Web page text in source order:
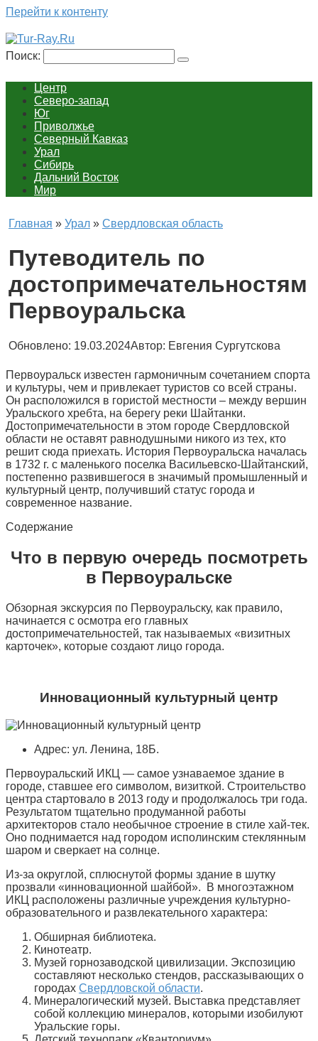
Перейти к контенту
Поиск:
Центр
Северо-запад
Юг
Приволжье
Северный Кавказ
Урал
Сибирь
Дальний Восток
Мир
Главная » Урал » Свердловская область
Путеводитель по
достопримечательностям
Первоуральска
Обновлено: 19.03.2024Автор: Евгения Сургутскова
Первоуральск известен гармоничным сочетанием спорта
и культуры, чем и привлекает туристов со всей страны.
Он расположился в гористой местности – между вершин
Уральского хребта, на берегу реки Шайтанки.
Достопримечательности в этом городе Свердловской
области не оставят равнодушными никого из тех, кто
решит сюда приехать. История Первоуральска началась
в 1732 г. с маленького поселка Васильевско-Шайтанский,
постепенно развившегося в значимый промышленный и
культурный центр, получивший статус города и
современное название.
Содержание
Что в первую очередь посмотреть
в Первоуральске
Обзорная экскурсия по Первоуральску, как правило,
начинается с осмотра его главных
достопримечательностей, так называемых «визитных
карточек», которые создают лицо города.
Инновационный культурный центр
Адрес: ул. Ленина, 18Б.
Первоуральский ИКЦ — самое узнаваемое здание в
городе, ставшее его символом, визиткой. Строительство
центра стартовало в 2013 году и продолжалось три года.
Результатом тщательно продуманной работы
архитекторов стало необычное строение в стиле хай-тек.
Оно поднимается над городом исполинским стеклянным
шаром и сверкает на солнце.
Из-за округлой, сплюснутой формы здание в шутку
прозвали «инновационной шайбой». В многоэтажном
ИКЦ расположены различные учреждения культурно-
образовательного и развлекательного характера:
Обширная библиотека.
Кинотеатр.
Музей горнозаводской цивилизации. Экспозицию
составляют несколько стендов, рассказывающих о
городах Свердловской области.
Минералогический музей. Выставка представляет
собой коллекцию минералов, которыми изобилуют
Уральские горы.